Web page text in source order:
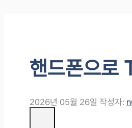
핸드폰으로
2026년 05월 26일 작성자: